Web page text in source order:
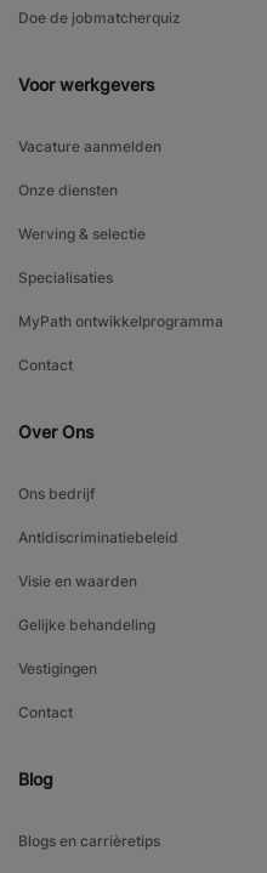
Doe de jobmatcherquiz
Voor werkgevers
Vacature aanmelden
Onze diensten
Werving & selectie
Specialisaties
MyPath ontwikkelprogramma
Contact
Over Ons
Ons bedrijf
Antidiscriminatiebeleid
Visie en waarden
Gelijke behandeling
Vestigingen
Contact
Blog
Blogs en carrièretips